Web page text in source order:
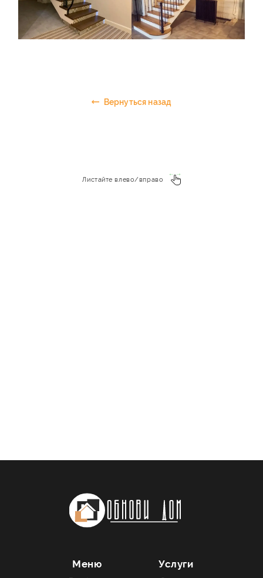
Вернуться назад
Листайте влево/вправо
Меню Услуги